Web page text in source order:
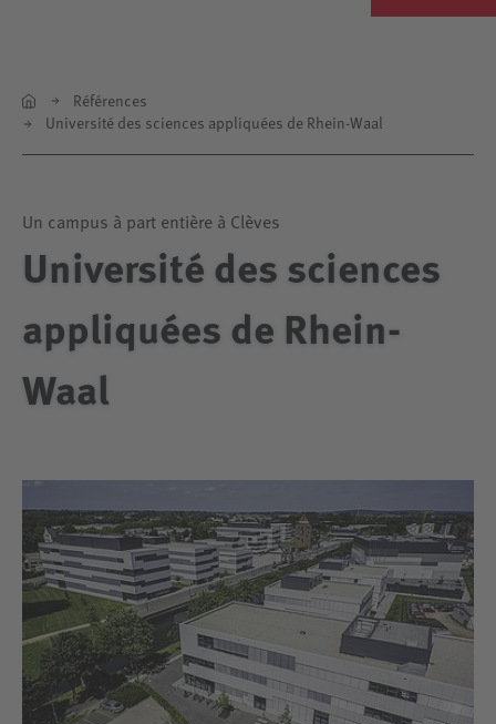
Références
Université des sciences appliquées de Rhein-Waal
Un campus à part entière à Clèves
Université des sciences
appliquées de Rhein-
Waal